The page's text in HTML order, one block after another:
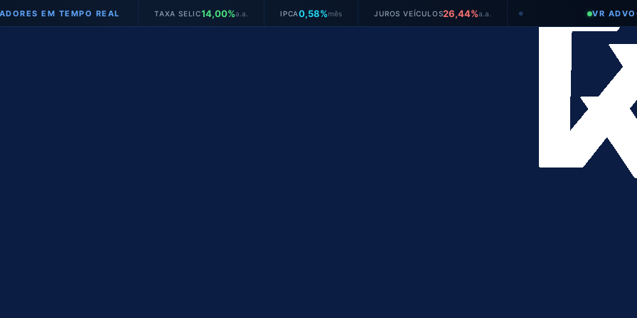
EM TEMPO REAL TAXA SELIC14,00%a.a. IPCA 0,58%mês JUROS VEÍCULOS26,44%a.a. ● VR ADVOGADOS